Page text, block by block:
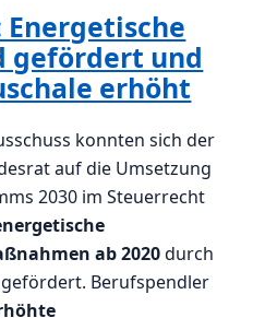
Energetische
gefördert und
erhöht
konnten sich der
auf die Umsetzung
2030 im Steuerrecht
ab 2020durch
Berufspendler